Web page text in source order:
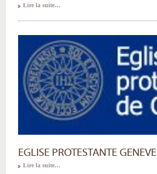
Lire la suite…
EGLISE PROTESTANTE GENEVE
Lire la suite…